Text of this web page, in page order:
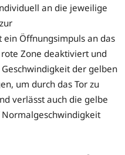
an die jeweilige
Öffnungsimpuls an das
Zone deaktiviert und
der gelben
um durch das Tor zu
verlässt auch die gelbe